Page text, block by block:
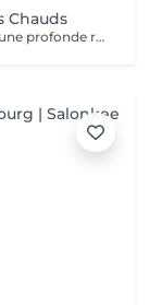
Chauds
Massage doux aux coquillages chauds pour une profonde relaxation